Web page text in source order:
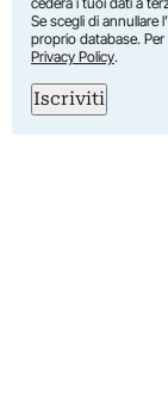
Se scegli di annullare
proprio database.
Privacy Policy.
Iscriviti